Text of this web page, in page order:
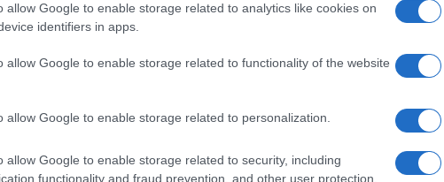
allow Google to enable storage related to analytics like cookies on
identifiers in apps.
allow Google to enable storage related to functionality of the website
allow Google to enable storage related to personalization.
allow Google to enable storage related to security, including
functionality and fraud prevention, and other user protection.
1